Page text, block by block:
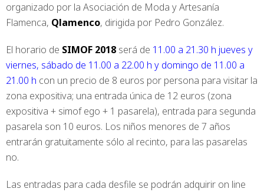
organizado por la Asociación de Moda y Artesanía
Flamenca, Qlamenco, dirigida por Pedro González.
El horario de SIMOF 2018 será de 11.00 a 21.30 h jueves y
viernes, sábado de 11.00 a 22.00 h y domingo de 11.00 a
21.00 h con un precio de 8 euros por persona para visitar la
zona expositiva; una entrada única de 12 euros (zona
expositiva + simof ego + 1 pasarela), entrada para segunda
pasarela son 10 euros. Los niños menores de 7 años
entrarán gratuitamente sólo al recinto, para las pasarelas
no.
Las entradas para cada desfile se podrán adquirir on line